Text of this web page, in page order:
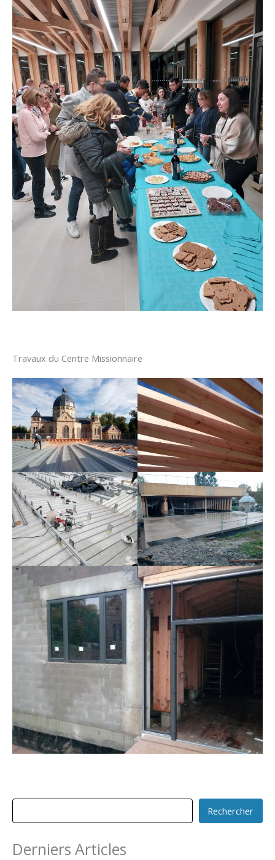
Travaux du Centre Missionnaire
Rechercher
Derniers Articles